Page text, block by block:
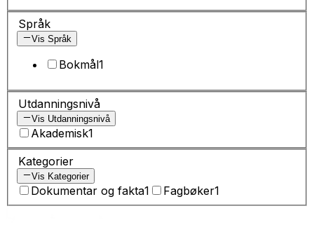
Språk
Vis Språk
Bokmål1
Utdanningsnivå
Vis Utdanningsnivå
Akademisk1
Kategorier
Vis Kategorier
Dokumentar og fakta1 Fagbøker1